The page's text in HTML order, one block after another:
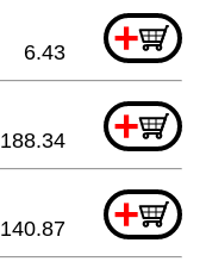
+
6.43
+
188.34
+
140.87